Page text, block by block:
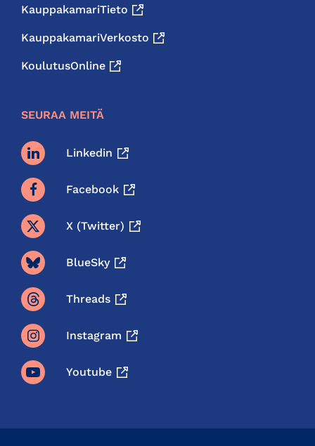
KauppakamariTieto
KauppakamariVerkosto
KoulutusOnline
SEURAA MEITÄ
Linkedin
Facebook
X (twitter)
BlueSky
Threads
Instagram
Youtube